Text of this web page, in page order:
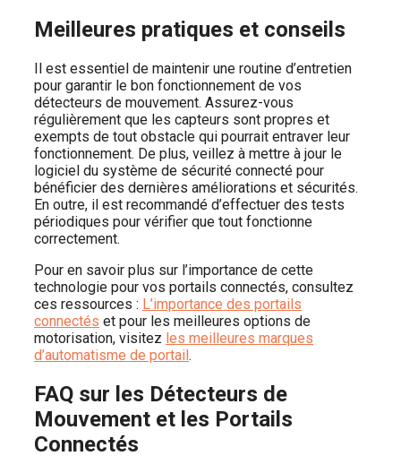
Meilleures pratiques et conseils
Il est essentiel de maintenir une routine d’entretien
pour garantir le bon fonctionnement de vos
détecteurs de mouvement. Assurez-vous
régulièrement que les capteurs sont propres et
exempts de tout obstacle qui pourrait entraver leur
fonctionnement. De plus, veillez à mettre à jour le
logiciel du système de sécurité connecté pour
bénéficier des dernières améliorations et sécurités.
En outre, il est recommandé d’effectuer des tests
périodiques pour vérifier que tout fonctionne
correctement.
Pour en savoir plus sur l’importance de cette
technologie pour vos portails connectés, consultez
ces ressources : L’importance des portails
connectés et pour les meilleures options de
motorisation, visitez les meilleures marques
d’automatisme de portail.
FAQ sur les Détecteurs de
Mouvement et les Portails
Connectés